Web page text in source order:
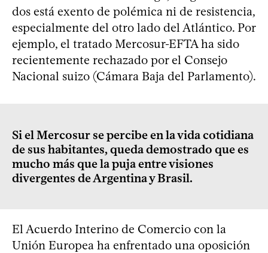
dos está exento de polémica ni de resistencia,
especialmente del otro lado del Atlántico. Por
ejemplo, el tratado Mercosur-EFTA ha sido
recientemente rechazado por el Consejo
Nacional suizo (Cámara Baja del Parlamento).
Si el Mercosur se percibe en la vida cotidiana
de sus habitantes, queda demostrado que es
mucho más que la puja entre visiones
divergentes de Argentina y Brasil.
El Acuerdo Interino de Comercio con la
Unión Europea ha enfrentado una oposición